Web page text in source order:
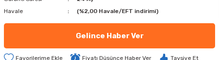
Havale
(%2,00 Havale/EFT indirimi)
Gelince Haber Ver
Fiyatı Düşünce Haber Ver Tavsiye Et